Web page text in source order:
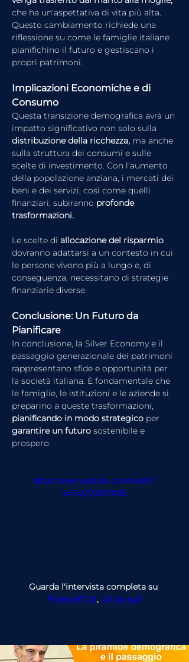
che ha un'aspettativa di vita più alta.
Questo cambiamento richiede una
riflessione su come le famiglie italiane
pianifichino il futuro e gestiscano i
propri patrimoni.
Implicazioni Economiche e di
Consumo
Questa transizione demografica avrà un
impatto significativo non solo sulla
distribuzione della ricchezza, ma anche
sulla struttura dei consumi e sulle
scelte di investimento. Con l'aumento
della popolazione anziana, i mercati dei
beni e dei servizi, così come quelli
finanziari, subiranno profonde
trasformazioni.
Le scelte di allocazione del risparmio
dovranno adattarsi a un contesto in cui
le persone vivono più a lungo e, di
conseguenza, necessitano di strategie
finanziarie diverse.
Conclusione: Un Futuro da
Pianificare
In conclusione, la Silver Economy e il
passaggio generazionale dei patrimoni
rappresentano sfide e opportunità per
la società italiana. È fondamentale che
le famiglie, le istituzioni e le aziende si
preparino a queste trasformazioni,
pianificando in modo strategico per
garantire un futuro sostenibile e
prospero.
https://www.youtube.com/watch?
v=TwQV33f74NE
Guarda l'intervista completa su
FinanceTV.it, clicca qui!